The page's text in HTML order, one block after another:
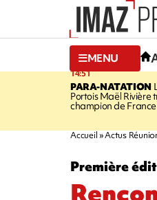
MENU
14:51
PARA-NATATION
Portois Maël Rivière
champion de France
Accueil Actus
Première